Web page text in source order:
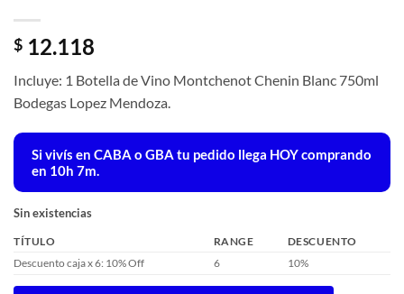
$ 12.118
Incluye: 1 Botella de Vino Montchenot Chenin Blanc 750ml
Bodegas Lopez Mendoza.
Si vivís en CABA o GBA tu pedido llega HOYcomprando
en 10h 7m.
Sin existencias
TÍTULO RANGE
DESCUENTO
Descuento caja x 6: 10% Off
6 10%